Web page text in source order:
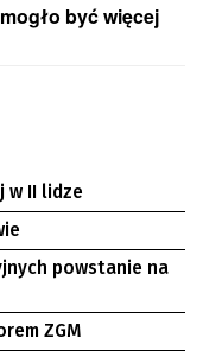
być więcej
w II lidze
powstanie na
ZGM